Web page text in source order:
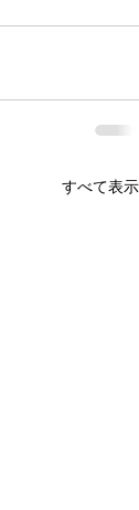
すべて表示